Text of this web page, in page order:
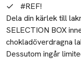
Beskrivning
#REF!
Dela din kärlek till
SELECTION BOX
chokladöverdragna
Dessutom ingår